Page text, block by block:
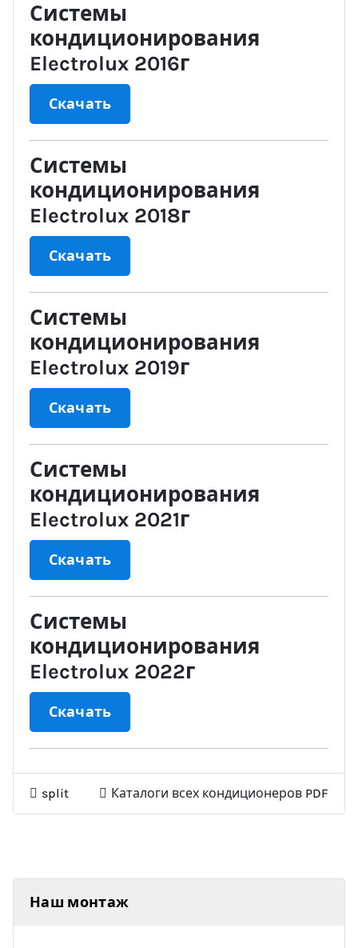
Системы
кондиционирования
Electrolux 2016г
Скачать
Системы
кондиционирования
Electrolux 2018г
Скачать
Системы
кондиционирования
Electrolux 2019г
Скачать
Системы
кондиционирования
Electrolux 2021г
Скачать
Системы
кондиционирования
Electrolux 2022г
Скачать
split Каталоги всех кондиционеров PDF
Наш монтаж